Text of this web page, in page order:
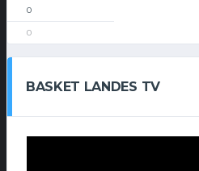
0
0
BASKET LANDES TV